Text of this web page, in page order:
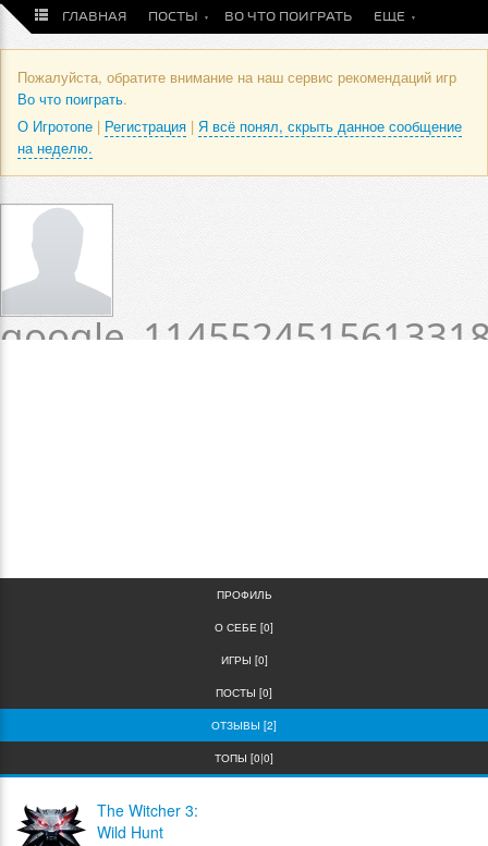
ГЛАВНАЯ ПОСТЫ ВО ЧТО ПОИГРАТЬ ЕЩЕ
Пожалуйста, обратите внимание на наш сервис рекомендаций игр
Во что поиграть.
О Игротопе | Регистрация | Я всё понял, скрыть данное сообщение
на неделю.
ПРОФИЛЬ
О СЕБЕ [0]
ИГРЫ [0]
ПОСТЫ [0]
ОТЗЫВЫ [2]
ТОПЫ [0|0]
The Witcher 3:
Wild Hunt